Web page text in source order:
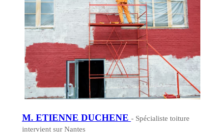
M. ETIENNE DUCHENE - Spécialiste toiture
intervient sur Nantes